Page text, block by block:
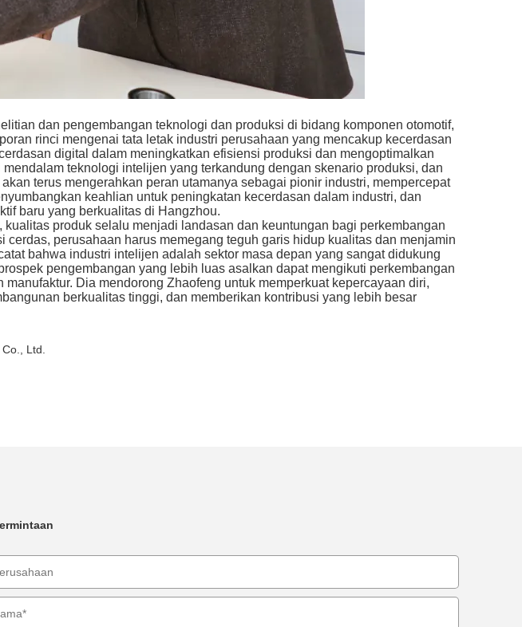
dan pengembangan teknologi dan produksi di bidang komponen otomotif,
rinci mengenai tata letak industri perusahaan yang mencakup kecerdasan
digital dalam meningkatkan efisiensi produksi dan mengoptimalkan
teknologi intelijen yang terkandung dengan skenario produksi, dan
terus mengerahkan peran utamanya sebagai pionir industri, mempercepat
keahlian untuk peningkatan kecerdasan dalam industri, dan
baru yang berkualitas di Hangzhou.
produk selalu menjadi landasan dan keuntungan bagi perkembangan
perusahaan harus memegang teguh garis hidup kualitas dan menjamin
bahwa industri intelijen adalah sektor masa depan yang sangat didukung
pengembangan yang lebih luas asalkan dapat mengikuti perkembangan
Dia mendorong Zhaofeng untuk memperkuat kepercayaan diri,
berkualitas tinggi, dan memberikan kontribusi yang lebih besar
Ltd.